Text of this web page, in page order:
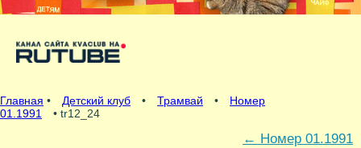
Главная • Детский клуб • Трамвай •
Номер
01.1991
• tr12_24
← Номер 01.1991